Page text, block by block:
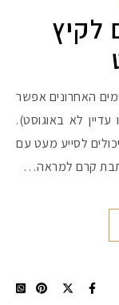
לקיץ
לא באוגוסט).
לסייע מעט עם
קרם למראה…